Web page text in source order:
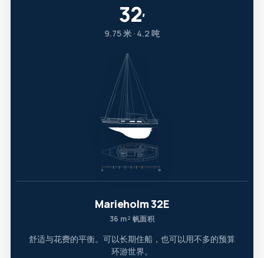
32′
9.75 米 · 4.2 吨
Marieholm 32E
36 m² 帆面积
舒适与花费的平衡。可以长期住船，也可以用不多的预算
环游世界。